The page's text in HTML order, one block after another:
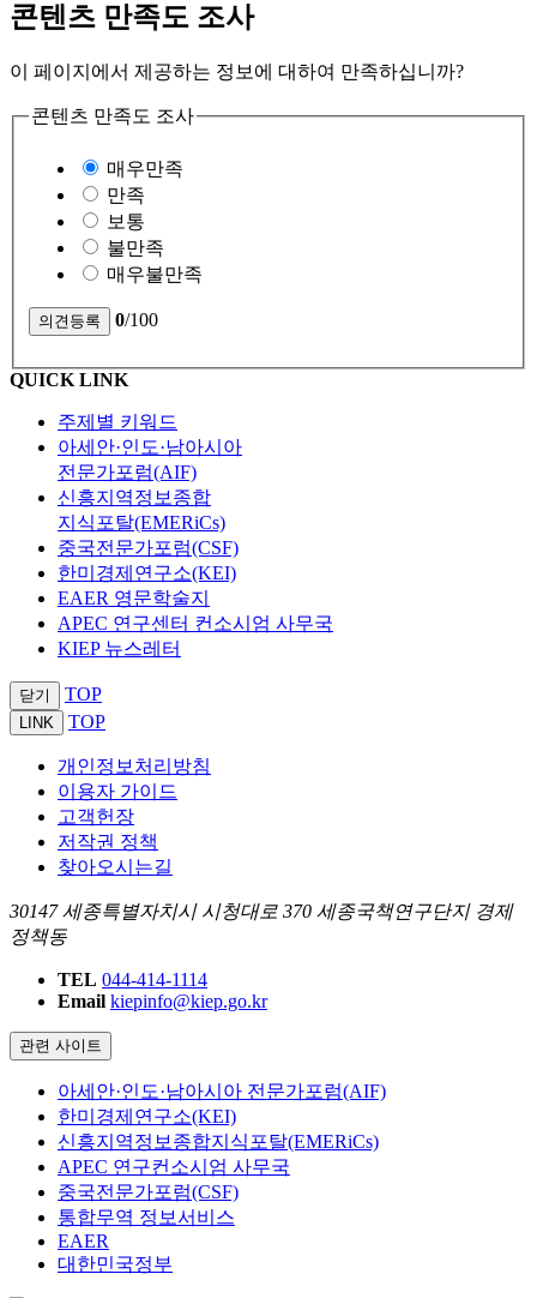
콘텐츠 만족도 조사
이 페이지에서 제공하는 정보에 대하여 만족하십니까?
콘텐츠 만족도 조사
매우만족
만족
보통
불만족
매우불만족
0/100
QUICK LINK
주제별 키워드
아세안·인도·남아시아
전문가포럼(AIF)
신흥지역정보종합
지식포탈(EMERiCs)
중국전문가포럼(CSF)
한미경제연구소(KEI)
EAER 영문학술지
APEC 연구센터 컨소시엄 사무국
KIEP 뉴스레터
닫기 TOP
LINK TOP
개인정보처리방침
이용자 가이드
고객헌장
저작권 정책
찾아오시는길
30147 세종특별자치시 시청대로 370 세종국책연구단지 경제
정책동
TEL 044-414-1114
Email kiepinfo@kiep.go.kr
관련 사이트
아세안·인도·남아시아 전문가포럼(AIF)
한미경제연구소(KEI)
신흥지역정보종합지식포탈(EMERiCs)
APEC 연구컨소시엄 사무국
중국전문가포럼(CSF)
통합무역 정보서비스
EAER
대한민국정부